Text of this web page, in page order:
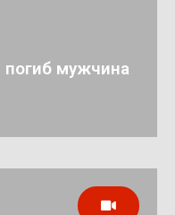
погиб мужчина